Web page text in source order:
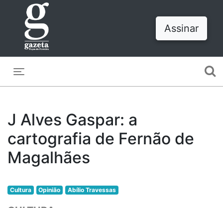
Assinar
J Alves Gaspar: a
cartografia de Fernão de
Magalhães
Cultura Opinião Abílio Travessas